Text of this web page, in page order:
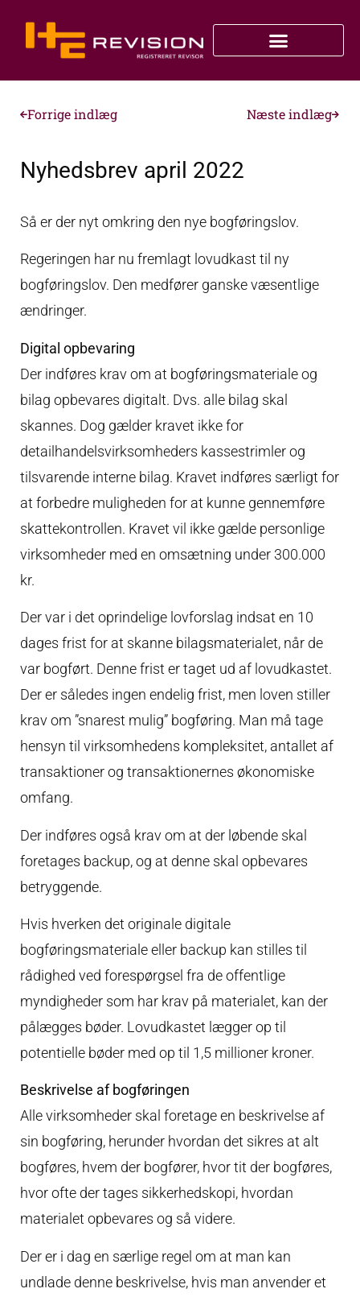
Forrige indlæg Næste indlæg
Nyhedsbrev april 2022
Så er der nyt omkring den nye bogføringslov.
Regeringen har nu fremlagt lovudkast til ny
bogføringslov. Den medfører ganske væsentlige
ændringer.
Digital opbevaring
Der indføres krav om at bogføringsmateriale og
bilag opbevares digitalt. Dvs. alle bilag skal
skannes. Dog gælder kravet ikke for
detailhandelsvirksomheders kassestrimler og
tilsvarende interne bilag. Kravet indføres særligt for
at forbedre muligheden for at kunne gennemføre
skattekontrollen. Kravet vil ikke gælde personlige
virksomheder med en omsætning under 300.000
kr.
Der var i det oprindelige lovforslag indsat en 10
dages frist for at skanne bilagsmaterialet, når de
var bogført. Denne frist er taget ud af lovudkastet.
Der er således ingen endelig frist, men loven stiller
krav om ”snarest mulig” bogføring. Man må tage
hensyn til virksomhedens kompleksitet, antallet af
transaktioner og transaktionernes økonomiske
omfang.
Der indføres også krav om at der løbende skal
foretages backup, og at denne skal opbevares
betryggende.
Hvis hverken det originale digitale
bogføringsmateriale eller backup kan stilles til
rådighed ved forespørgsel fra de offentlige
myndigheder som har krav på materialet, kan der
pålægges bøder. Lovudkastet lægger op til
potentielle bøder med op til 1,5 millioner kroner.
Beskrivelse af bogføringen
Alle virksomheder skal foretage en beskrivelse af
sin bogføring, herunder hvordan det sikres at alt
bogføres, hvem der bogfører, hvor tit der bogføres,
hvor ofte der tages sikkerhedskopi, hvordan
materialet opbevares og så videre.
Der er i dag en særlige regel om at man kan
undlade denne beskrivelse, hvis man anvender et